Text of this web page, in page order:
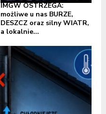
IMGW OSTRZEGA:
możliwe u nas BURZE,
DESZCZ oraz silny WIATR,
a lokalnie...